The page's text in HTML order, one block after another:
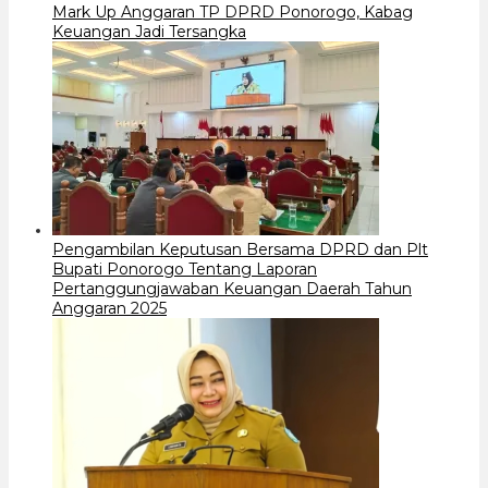
Mark Up Anggaran TP DPRD Ponorogo, Kabag
Keuangan Jadi Tersangka
Pengambilan Keputusan Bersama DPRD dan Plt
Bupati Ponorogo Tentang Laporan
Pertanggungjawaban Keuangan Daerah Tahun
Anggaran 2025